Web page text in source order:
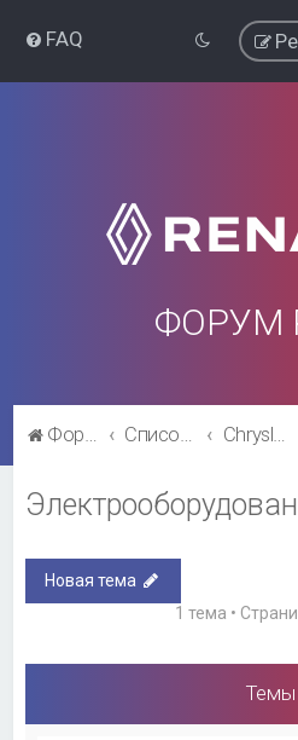
FAQ
ФОРУМ
Форум Рено Список форумов Chrysler Voyager\ Dodge Caravan
Новая тема
1 тема •
Темы